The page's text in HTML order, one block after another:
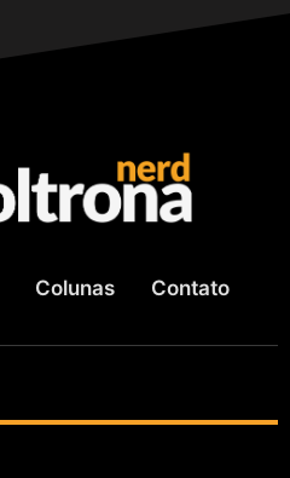
Colunas Contato